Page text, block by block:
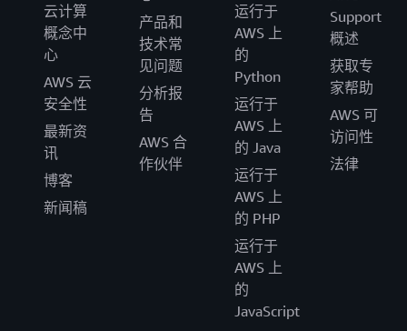
云计算
概念中
心
AWS 云
安全性
最新资
讯
博客
新闻稿
产品和
技术常
见问题
分析报
告
AWS 合
作伙伴
运行于
AWS 上
的
Python
运行于
AWS 上
的 Java
运行于
AWS 上
的 PHP
运行于
AWS 上
的
JavaScript
Support
概述
获取专
家帮助
AWS 可
访问性
法律